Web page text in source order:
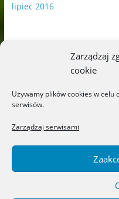
Zarządzaj
cookie
Używamy plików cookies w
serwisów.
Zarządzaj serwisami
lipiec 2016
Blog o